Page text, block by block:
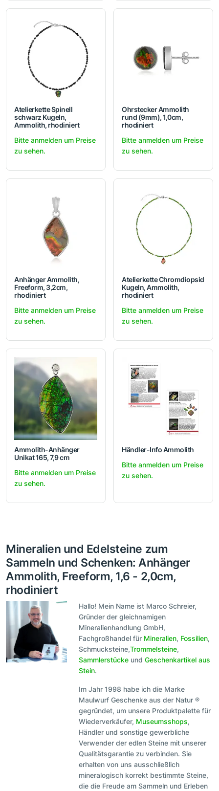
Atelierkette Spinell
schwarz Kugeln,
Ammolith, rhodiniert
Bitte anmelden um Preise
zu sehen.
Ohrstecker Ammolith
rund (9mm), 1,0cm,
rhodiniert
Bitte anmelden um Preise
zu sehen.
Anhänger Ammolith,
Freeform, 3,2cm,
rhodiniert
Bitte anmelden um Preise
zu sehen.
Atelierkette Chromdiopsid
Kugeln, Ammolith,
rhodiniert
Bitte anmelden um Preise
zu sehen.
Ammolith-Anhänger
Unikat 165, 7,9 cm
Bitte anmelden um Preise
zu sehen.
Händler-Info Ammolith
Bitte anmelden um Preise
zu sehen.
Mineralien und Edelsteine zum
Sammeln und Schenken: Anhänger
Ammolith, Freeform, 1,6 - 2,0cm,
rhodiniert
Hallo! Mein Name ist Marco Schreier,
Gründer der gleichnamigen
Mineralienhandlung GmbH,
Fachgroßhandel für Mineralien, Fossilien,
Schmucksteine,Trommelsteine,
Sammlerstücke undGeschenkartikel aus
Stein.
Im Jahr 1998 habe ich die Marke
Maulwurf Geschenke aus der Natur ®
gegründet, um unsere Produktpalette für
Wiederverkäufer, Museumsshops,
Händler und sonstige gewerbliche
Verwender der edlen Steine mit unserer
Qualitätsgarantie zu verbinden. Sie
erhalten von uns ausschließlich
mineralogisch korrekt bestimmte Steine,
die die Freude am Sammeln und Erleben